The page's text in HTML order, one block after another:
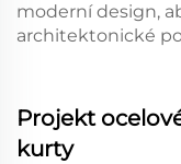
moderní design,
architektonické
Projekt
kurty